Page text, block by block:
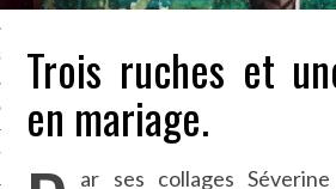
Trois ruches et
en mariage.
ar ses collages